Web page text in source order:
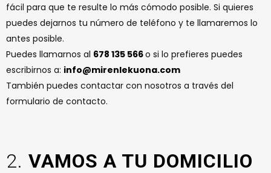
fácil para que te resulte lo más cómodo posible. Si quieres
puedes dejarnos tu número de teléfono y te llamaremos lo
antes posible.
Puedes llamarnos al 678 135 566o si lo prefieres puedes
escribirnos a: info@mirenlekuona.com
También puedes contactar con nosotros a través del
formulario de contacto.
2. VAMOS A TU DOMICILIO